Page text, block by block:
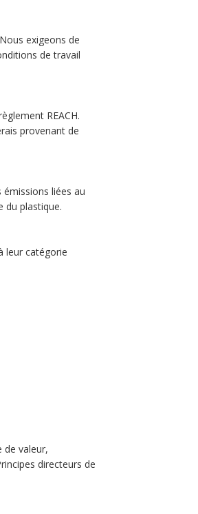
exigeons de
de travail
REACH.
provenant de
liées au
du plastique.
leur catégorie
de valeur,
directeurs de